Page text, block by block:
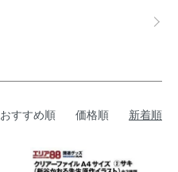
おすすめ順 価格順 新着順